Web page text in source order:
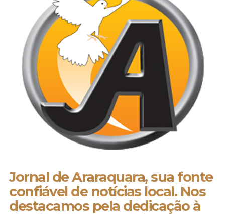
Jornal de Araraquara, sua fonte
confiável de notícias local. Nos
destacamos pela dedicação à